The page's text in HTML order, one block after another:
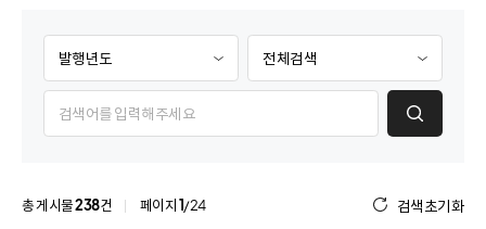
년
검
목
선
/
용
항
목
물
총 게시물238건 페이지 1/24 검색초기화